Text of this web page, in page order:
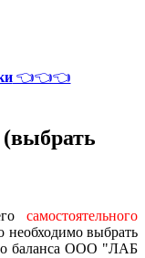
👈👈👈
самостоятельного
необходимо выбрать
баланса ООО "ЛАБ